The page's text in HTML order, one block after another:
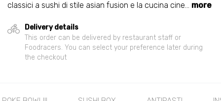
classici a sushi di stile asian fusion e la cucina cine... more
Delivery details
This order can be delivered by restaurant staff or
Foodracers. You can select your preference later during
the checkout